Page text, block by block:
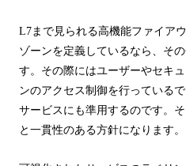
L7 まで見られる高機能ファイア
ゾーンを定義しているなら、そ
す。その際にはユーザーやセキ
ンのアクセス制御を行っている
サービスにも準用するのです。
と一貫性のある方針になります。